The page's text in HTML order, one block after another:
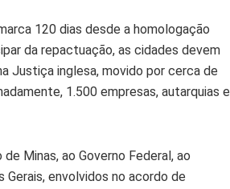
120 dias desde a homologação
da repactuação, as cidades devem
Justiça inglesa, movido por cerca de
1.500 empresas, autarquias e
Minas, ao Governo Federal, ao
Gerais, envolvidos no acordo de